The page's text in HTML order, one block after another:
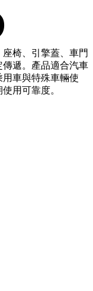
椅、引擎蓋、車門
遞。產品適合汽車
車與特殊車輛使
用可靠度。